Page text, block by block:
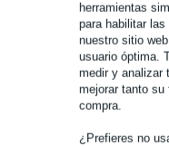
herramientas
para habilitar
nuestro sitio
usuario óptima.
medir y analizar
mejorar tanto su
compra.
¿Prefieres no
Material: Caña natural
Especificaciones completas
Véase también (9)